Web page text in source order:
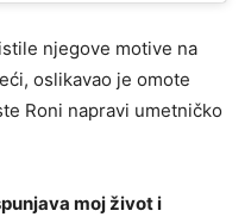
njegove motive na
oslikavao je omote
Roni napravi umetničko
moj život i